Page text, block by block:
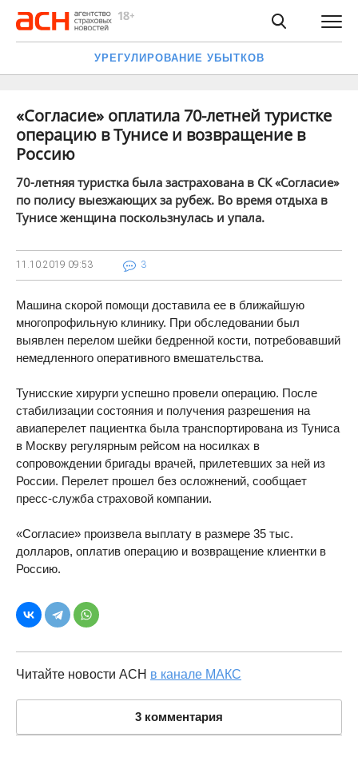
УРЕГУЛИРОВАНИЕ УБЫТКОВ
«Согласие» оплатила 70-летней туристке
операцию в Тунисе и возвращение в
Россию
70-летняя туристка была застрахована в СК «Согласие»
по полису выезжающих за рубеж. Во время отдыха в
Тунисе женщина поскользнулась и упала.
11.10.2019 09:53 3
Машина скорой помощи доставила ее в ближайшую
многопрофильную клинику. При обследовании был
выявлен перелом шейки бедренной кости, потребовавший
немедленного оперативного вмешательства.
Тунисские хирурги успешно провели операцию. После
стабилизации состояния и получения разрешения на
авиаперелет пациентка была транспортирована из Туниса
в Москву регулярным рейсом на носилках в
сопровождении бригады врачей, прилетевших за ней из
России. Перелет прошел без осложнений, сообщает
пресс-служба страховой компании.
«Согласие» произвела выплату в размере 35 тыс.
долларов, оплатив операцию и возвращение клиентки в
Россию.
Читайте новости АСН в канале МАКС
3 комментария